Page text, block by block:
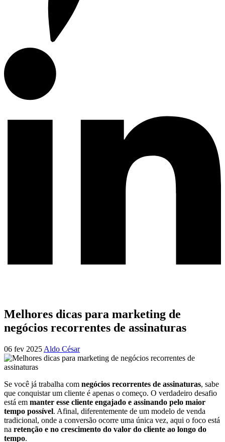
Melhores dicas para marketing de
negócios recorrentes de assinaturas
06 fev 2025 Aldo César
Se você já trabalha com negócios recorrentes de assinaturas, sabe
que conquistar um cliente é apenas o começo. O verdadeiro desafio
está em manter esse cliente engajado e assinando pelo maior
tempo possível. Afinal, diferentemente de um modelo de venda
tradicional, onde a conversão ocorre uma única vez, aqui o foco está
na retenção e no crescimento do valor do cliente ao longo do
tempo.